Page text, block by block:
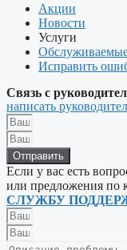
Акции
Новости
Услуги
Исправить
Связь с
написать
Отправить
Если у вас есть
или предложения по
СЛУЖБУ